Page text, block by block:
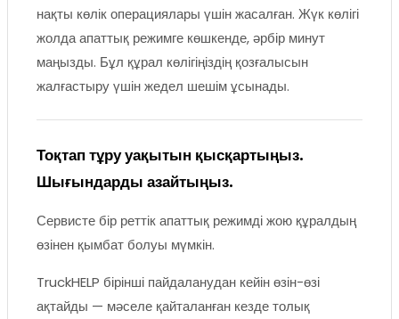
нақты көлік операциялары үшін жасалған. Жүк көлігі
жолда апаттық режимге көшкенде, әрбір минут
маңызды. Бұл құрал көлігіңіздің қозғалысын
жалғастыру үшін жедел шешім ұсынады.
Тоқтап тұру уақытын қысқартыңыз.
Шығындарды азайтыңыз.
Сервисте бір реттік апаттық режимді жою құралдың
өзінен қымбат болуы мүмкін.
TruckHELP бірінші пайдаланудан кейін өзін-өзі
ақтайды — мәселе қайталанған кезде толық